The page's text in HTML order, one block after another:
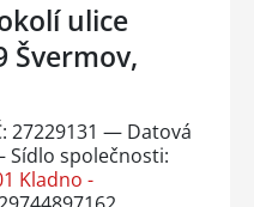
ulice
Švermov,
27229131 — Datová
společnosti:
Kladno -